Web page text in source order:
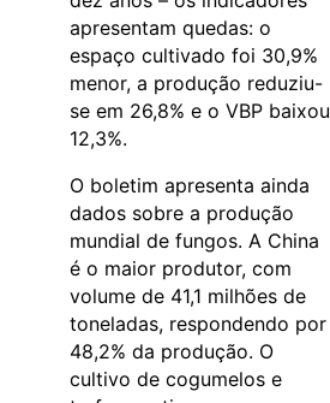
apresentam quedas: o
espaço cultivado foi 30,9%
menor, a produção reduziu-
se em 26,8% e o VBP baixou
12,3%.
O boletim apresenta ainda
dados sobre a produção
mundial de fungos. A China
é o maior produtor, com
volume de 41,1 milhões de
toneladas, respondendo por
48,2% da produção. O
cultivo de cogumelos e